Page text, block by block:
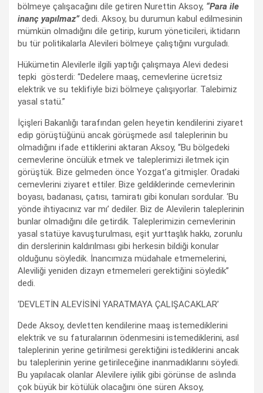
bölmeye çalışacağını dile getiren Nurettin Aksoy, “Para ile
inanç yapılmaz”dedi. Aksoy, bu durumun kabul edilmesinin
mümkün olmadığını dile getirip, kurum yöneticileri, iktidarın
bu tür politikalarla Alevileri bölmeye çalıştığını vurguladı.
Hükümetin Alevilerle ilgili yaptığı çalışmaya Alevi dedesi
tepki gösterdi: “Dedelere maaş, cemevlerine ücretsiz
elektrik ve su teklifiyle bizi bölmeye çalışıyorlar. Talebimiz
yasal statü.”
İçişleri Bakanlığı tarafından gelen heyetin kendilerini ziyaret
edip görüştüğünü ancak görüşmede asıl taleplerinin bu
olmadığını ifade ettiklerini aktaran Aksoy, “Bu bölgedeki
cemevlerine öncülük etmek ve taleplerimizi iletmek için
görüştük. Bize gelmeden önce Yozgat’a gitmişler. Oradaki
cemevlerini ziyaret ettiler. Bize geldiklerinde cemevlerinin
boyası, badanası, çatısı, tamiratı gibi konuları sordular. ‘Bu
yönde ihtiyacınız var mı’ dediler. Biz de Alevilerin taleplerinin
bunlar olmadığını dile getirdik. Taleplerimizin cemevlerinin
yasal statüye kavuşturulması, eşit yurttaşlık hakkı, zorunlu
din derslerinin kaldırılması gibi herkesin bildiği konular
olduğunu söyledik. İnancımıza müdahale etmemelerini,
Aleviliği yeniden dizayn etmemeleri gerektiğini söyledik”
dedi.
‘DEVLETİN ALEVİSİNİ YARATMAYA ÇALIŞACAKLAR’
Dede Aksoy, devletten kendilerine maaş istemediklerini
elektrik ve su faturalarının ödenmesini istemediklerini, asıl
taleplerinin yerine getirilmesi gerektiğini istediklerini ancak
bu taleplerinin yerine getirileceğine inanmadıklarını söyledi.
Bu yapılacak olanlar Alevilere iyilik gibi görünse de aslında
çok büyük bir kötülük olacağını öne süren Aksoy,